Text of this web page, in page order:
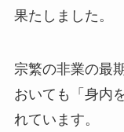
果たしました。
宗繁の非業の最
おいても「身内
れています。